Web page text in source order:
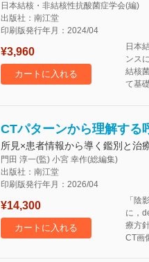
日本結核・非結核性抗酸菌症学会(編)
出版社：南江堂
印刷版発行年月：2024/04
¥3,960
カートに入れる
日本
ンス
結核
て基
CTパターンから理解する
所見×患者情報から導く鑑別と治
門田 淳一(監) 小宮 幸作(総編集)
出版社：南江堂
印刷版発行年月：2026/04
¥14,300
カートに入れる
「陰
に，
療方
CT画